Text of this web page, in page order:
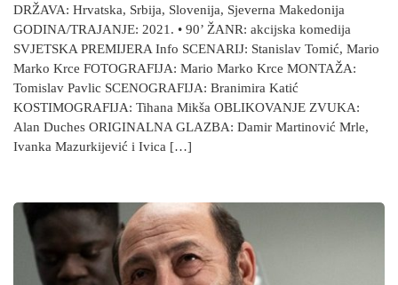
DRŽAVA: Hrvatska, Srbija, Slovenija, Sjeverna Makedonija
GODINA/TRAJANJE: 2021. • 90’ ŽANR: akcijska komedija
SVJETSKA PREMIJERA Info SCENARIJ: Stanislav Tomić, Mario
Marko Krce FOTOGRAFIJA: Mario Marko Krce MONTAŽA:
Tomislav Pavlic SCENOGRAFIJA: Branimira Katić
KOSTIMOGRAFIJA: Tihana Mikša OBLIKOVANJE ZVUKA:
Alan Duches ORIGINALNA GLAZBA: Damir Martinović Mrle,
Ivanka Mazurkijević i Ivica […]